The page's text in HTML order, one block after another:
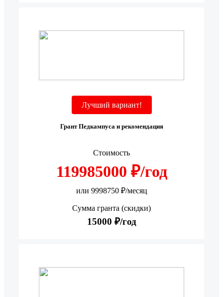
Лучший вариант!
Грант Педкампуса и рекомендация
Стоимость
119985000 ₽/год
или 9998750 ₽/месяц
Сумма гранта (скидки)
15000 ₽/год